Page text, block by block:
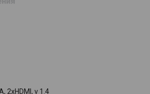
2xHDMI, v 1.4